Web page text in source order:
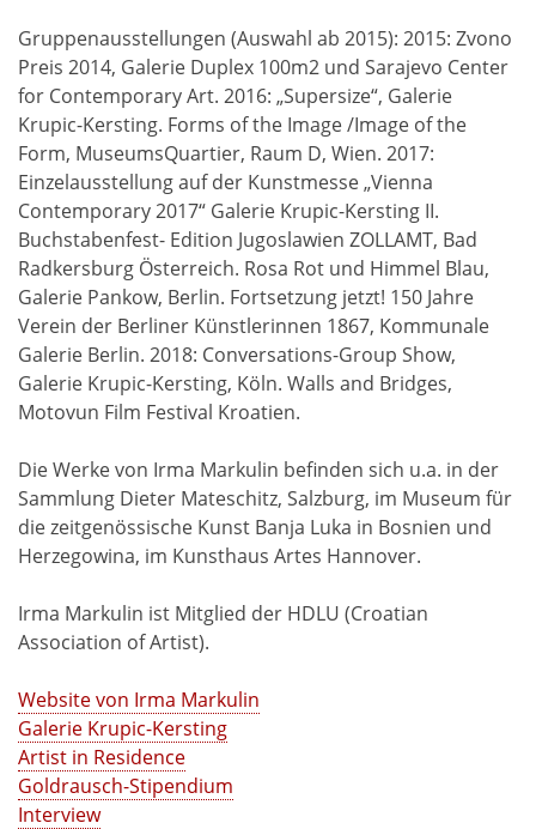
Gruppenausstellungen (Auswahl ab 2015): 2015: Zvono
Preis 2014, Galerie Duplex 100m2 und Sarajevo Center
for Contemporary Art. 2016: „Supersize“, Galerie
Krupic-Kersting. Forms of the Image /Image of the
Form, MuseumsQuartier, Raum D, Wien. 2017:
Einzelausstellung auf der Kunstmesse „Vienna
Contemporary 2017“ Galerie Krupic-Kersting II.
Buchstabenfest- Edition Jugoslawien ZOLLAMT, Bad
Radkersburg Österreich. Rosa Rot und Himmel Blau,
Galerie Pankow, Berlin. Fortsetzung jetzt! 150 Jahre
Verein der Berliner Künstlerinnen 1867, Kommunale
Galerie Berlin. 2018: Conversations-Group Show,
Galerie Krupic-Kersting, Köln. Walls and Bridges,
Motovun Film Festival Kroatien.
Die Werke von Irma Markulin befinden sich u.a. in der
Sammlung Dieter Mateschitz, Salzburg, im Museum für
die zeitgenössische Kunst Banja Luka in Bosnien und
Herzegowina, im Kunsthaus Artes Hannover.
Irma Markulin ist Mitglied der HDLU (Croatian
Association of Artist).
Website von Irma Markulin
Galerie Krupic-Kersting
Artist in Residence
Goldrausch-Stipendium
Interview